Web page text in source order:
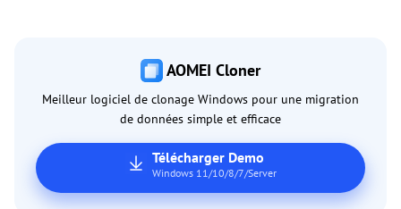
AOMEI Cloner
Meilleur logiciel de clonage Windows pour une migration
de données simple et efficace
Télécharger Demo
Windows 11/10/8/7/Server